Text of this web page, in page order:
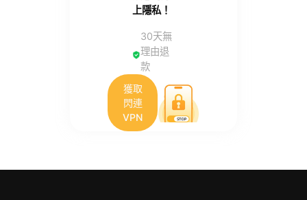
上隱私！
30天無
理由退
款
獲取
閃連
VPN